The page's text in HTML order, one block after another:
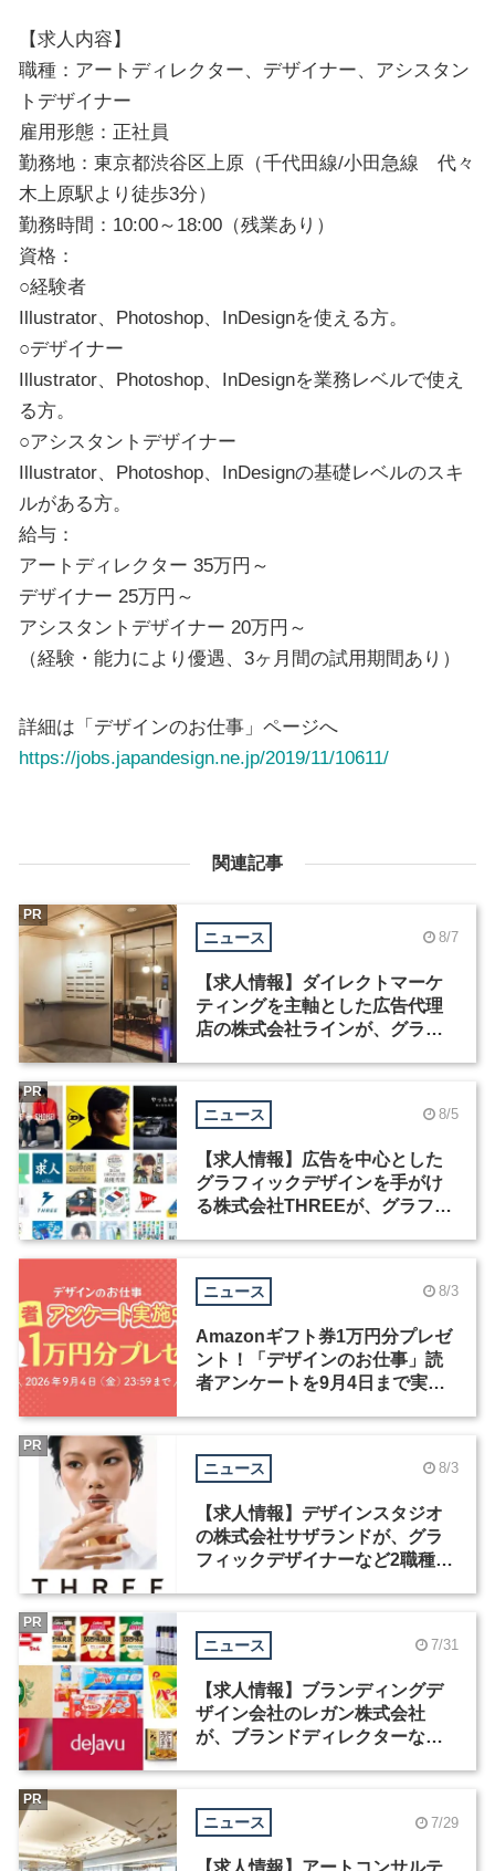
【求人内容】
職種：アートディレクター、デザイナー、アシスタン
トデザイナー
雇用形態：正社員
勤務地：東京都渋谷区上原（千代田線/小田急線 代々
木上原駅より徒歩3分）
勤務時間：10:00～18:00（残業あり）
資格：
○経験者
Illustrator、Photoshop、InDesignを使える方。
○デザイナー
Illustrator、Photoshop、InDesignを業務レベルで使え
る方。
○アシスタントデザイナー
Illustrator、Photoshop、InDesignの基礎レベルのスキ
ルがある方。
給与：
アートディレクター 35万円～
デザイナー 25万円～
アシスタントデザイナー 20万円～
（経験・能力により優遇、3ヶ月間の試用期間あり）
詳細は「デザインのお仕事」ページへ
https://jobs.japandesign.ne.jp/2019/11/10611/
関連記事
ニュース 8/7
【求人情報】ダイレクトマーケ
ティングを主軸とした広告代理
店の株式会社ラインが、グラフ
PR
ニュース 8/5
【求人情報】広告を中心とした
グラフィックデザインを手がけ
る株式会社THREEが、グラフィ
PR
ニュース 8/3
Amazonギフト券1万円分プレゼ
ント！「デザインのお仕事」読
者アンケートを9月4日まで実施
ニュース 8/3
【求人情報】デザインスタジオ
の株式会社サザランドが、グラ
フィックデザイナーなど2職種を
PR
ニュース 7/31
【求人情報】ブランディングデ
ザイン会社のレガン株式会社
が、ブランドディレクターなど3
PR
ニュース 7/29
【求人情報】アートコンサルテ
PR